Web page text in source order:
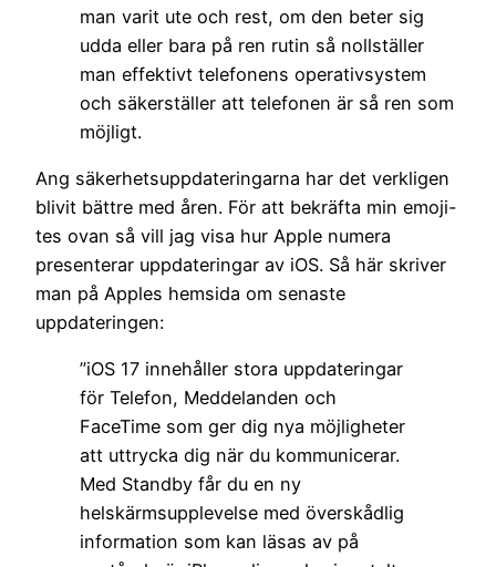
man varit ute och rest, om den beter sig
udda eller bara på ren rutin så nollställer
man effektivt telefonens operativsystem
och säkerställer att telefonen är så ren som
möjligt.
Ang säkerhetsuppdateringarna har det verkligen
blivit bättre med åren. För att bekräfta min emoji-
tes ovan så vill jag visa hur Apple numera
presenterar uppdateringar av iOS. Så här skriver
man på Apples hemsida om senaste
uppdateringen:
”iOS 17 innehåller stora uppdateringar
för Telefon, Meddelanden och
FaceTime som ger dig nya möjligheter
att uttrycka dig när du kommunicerar.
Med Standby får du en ny
helskärmsupplevelse med överskådlig
information som kan läsas av på